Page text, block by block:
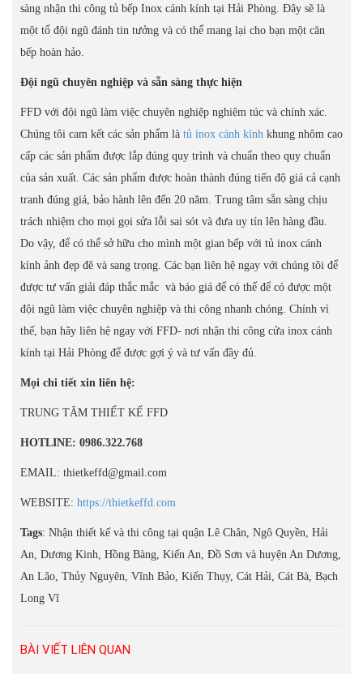
sàng nhận thi công tủ bếp Inox cánh kính tại Hải Phòng. Đây sẽ là
một tổ đội ngũ đánh tin tưởng và có thể mang lại cho bạn một căn
bếp hoàn hảo.
Đội ngũ chuyên nghiệp và sẵn sàng thực hiện
FFD với đội ngũ làm việc chuyên nghiệp nghiêm túc và chính xác.
Chúng tôi cam kết các sản phẩm là tủ inox cánh kính khung nhôm cao
cấp các sản phẩm được lắp đúng quy trình và chuẩn theo quy chuẩn
của sản xuất. Các sản phẩm được hoàn thành đúng tiến độ giá cả cạnh
tranh đúng giá, bảo hành lên đến 20 năm. Trung tâm sẵn sàng chịu
trách nhiệm cho mọi gọi sửa lỗi sai sót và đưa uy tín lên hàng đầu.
Do vậy, để có thể sở hữu cho mình một gian bếp với tủ inox cánh
kính ảnh đẹp đẽ và sang trọng. Các bạn liên hệ ngay với chúng tôi để
được tư vấn giải đáp thắc mắc và báo giá để có thể để có được một
đội ngũ làm việc chuyên nghiệp và thi công nhanh chóng. Chính vì
thế, bạn hãy liên hệ ngay với FFD- nơi nhận thi công cửa inox cánh
kính tại Hải Phòng để được gợi ý và tư vấn đầy đủ.
Mọi chi tiết xin liên hệ:
TRUNG TÂM THIẾT KẾ FFD
HOTLINE: 0986.322.768
EMAIL: thietkeffd@gmail.com
WEBSITE: https://thietkeffd.com
Tags: Nhận thiết kế và thi công tại quận Lê Chân, Ngô Quyền, Hải
An, Dương Kinh, Hồng Bàng, Kiến An, Đồ Sơn và huyện An Dương,
An Lão, Thủy Nguyên, Vĩnh Bảo, Kiến Thụy, Cát Hải, Cát Bà, Bạch
Long Vĩ
BÀI VIẾT LIÊN QUAN